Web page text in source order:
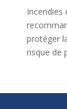
Incendies
protéger
risque de